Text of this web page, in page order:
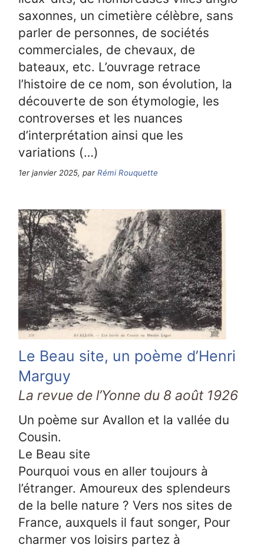
saxonnes, un cimetière célèbre, sans
parler de personnes, de sociétés
commerciales, de chevaux, de
bateaux, etc. L’ouvrage retrace
l’histoire de ce nom, son évolution, la
découverte de son étymologie, les
controverses et les nuances
d’interprétation ainsi que les
variations (…)
1er janvier 2025, parRémi Rouquette
Le Beau site, un poème d’Henri
Marguy
La revue de l’Yonne du 8 août 1926
Un poème sur Avallon et la vallée du
Cousin.
Le Beau site
Pourquoi vous en aller toujours à
l’étranger. Amoureux des splendeurs
de la belle nature ? Vers nos sites de
France, auxquels il faut songer, Pour
charmer vos loisirs partez à